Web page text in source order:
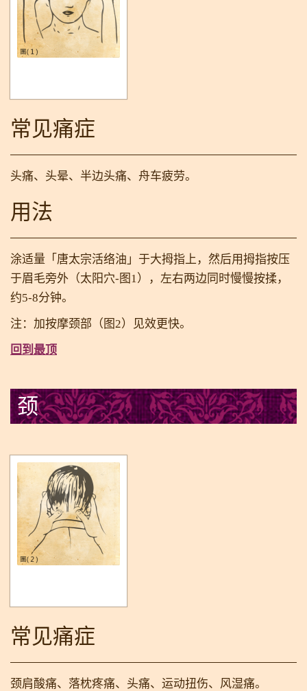
常见痛症
头痛、头晕、半边头痛、舟车疲劳。
用法
涂适量「唐太宗活络油」于大拇指上，然后用拇指按压
于眉毛旁外（太阳穴-图1），左右两边同时慢慢按揉，
约5-8分钟。
注：加按摩颈部（图2）见效更快。
回到最顶
颈
常见痛症
颈肩酸痛、落枕疼痛、头痛、运动扭伤、风湿痛。